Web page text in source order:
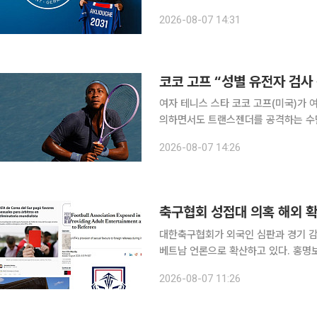
않았지만 AP통신, 프랑스 스포츠 일
2026-08-07 14:31
코코 고프 “성별 유전자 검
여자 테니스 스타 코코 고프(미국)가
의하면서도 트랜스젠더를 공격하는 수단으로 악
뒤 관련 질문을 받고 이 같은 견해를
2026-08-07 14:26
축구협회 성접대 의혹 해외
대한축구협회가 외국인 심판과 경기
베트남 언론으로 확산하고 있다. 홍
비즈니스타임스(IBTimes)는 6일(현
2026-08-07 11:26